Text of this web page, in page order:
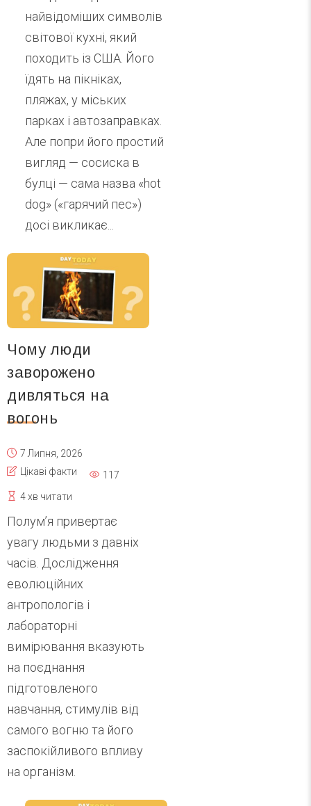
найвідоміших символів
світової кухні, який
походить із США. Його
їдять на пікніках,
пляжах, у міських
парках і автозаправках.
Але попри його простий
вигляд — сосиска в
булці — сама назва «hot
dog» («гарячий пес»)
досі викликає...
Чому люди
заворожено
дивляться на
вогонь
7 Липня, 2026
Цікаві факти
117
4 хв читати
Полум’я привертає
увагу людьми з давніх
часів. Дослідження
еволюційних
антропологів і
лабораторні
вимірювання вказують
на поєднання
підготовленого
навчання, стимулів від
самого вогню та його
заспокійливого впливу
на організм.